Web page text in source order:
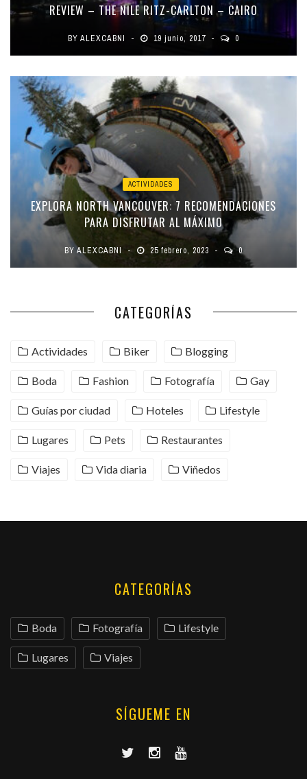
REVIEW – THE NILE RITZ-CARLTON – CAIRO
BY ALEXCABNI 19 junio, 2017 0
ACTIVIDADES
EXPLORA NORTH VANCOUVER: 7 RECOMENDACIONES
PARA DISFRUTAR AL MÁXIMO
BY ALEXCABNI 25 febrero, 2023 0
CATEGORÍAS
Actividades Biker Blogging
Boda Fashion Fotografía Gay
Guías por ciudad Hoteles Lifestyle
Lugares Pets Restaurantes
Viajes Vida diaria Viñedos
CATEGORÍAS
Boda Fotografía Lifestyle
Lugares Viajes
SÍGUEME EN